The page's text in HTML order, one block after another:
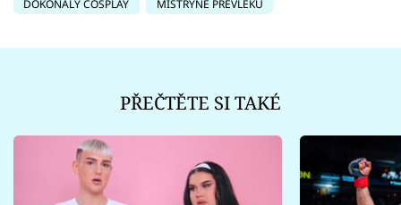
DOKONALÝ COSPLAY MISTRYNĚ PŘEVLEKŮ
PŘEČTĚTE SI TAKÉ